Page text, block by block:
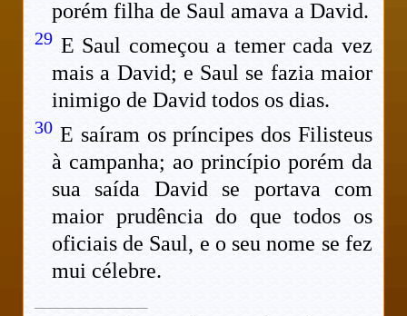
porém filha de Saul amava a David.
29 E Saul começou a temer cada vez
mais a David; e Saul se fazia maior
inimigo de David todos os dias.
30 E saíram os príncipes dos Filisteus
à campanha; ao princípio porém da
sua saída David se portava com
maior prudência do que todos os
oficiais de Saul, e o seu nome se fez
mui célebre.